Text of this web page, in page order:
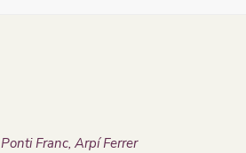
Ponti Franc, Arpí Ferrer